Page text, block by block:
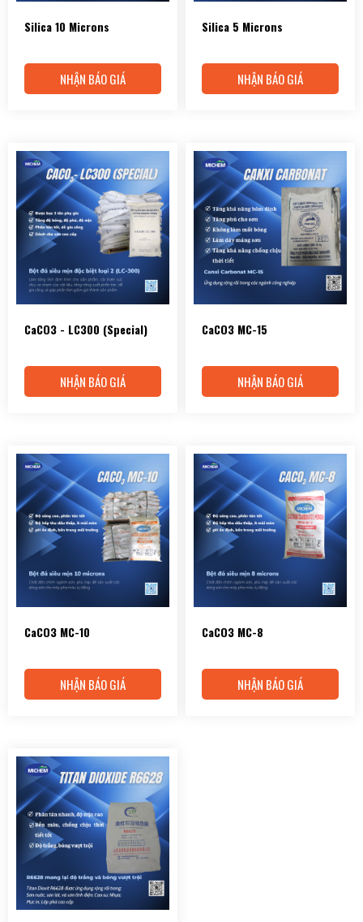
Silica 10 Microns
NHẬN BÁO GIÁ
Silica 5 Microns
NHẬN BÁO GIÁ
CaCO3 - LC300 (Special)
NHẬN BÁO GIÁ
CaCO3 MC-15
NHẬN BÁO GIÁ
CaCO3 MC-10
NHẬN BÁO GIÁ
CaCO3 MC-8
NHẬN BÁO GIÁ